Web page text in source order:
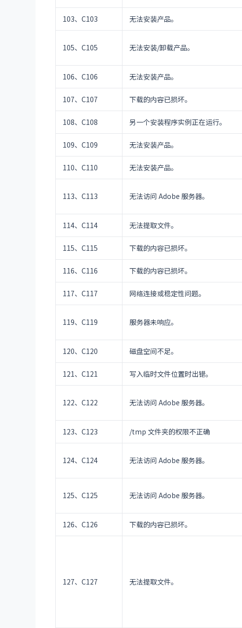
103、C103 无法安装产品。
105、C105 无法安装/卸载产品。
106、C106 无法安装产品。
107、C107 下载的内容已损坏。
108、C108 另一个安装程序实例正在运行。
109、C109 无法安装产品。
110、C110 无法安装产品。
113、C113 无法访问 Adobe 服务器。
114、C114 无法提取文件。
115、C115 下载的内容已损坏。
116、C116 下载的内容已损坏。
117、C117 网络连接或稳定性问题。
119、C119 服务器未响应。
120、C120 磁盘空间不足。
121、C121 写入临时文件位置时出错。
122、C122 无法访问 Adobe 服务器。
123、C123 /tmp 文件夹的权限不正确
124、C124 无法访问 Adobe 服务器。
125、C125 无法访问 Adobe 服务器。
126、C126 下载的内容已损坏。
127、C127 无法提取文件。